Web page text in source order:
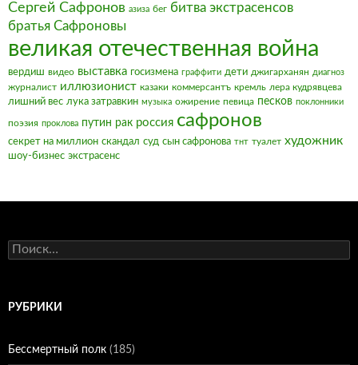
Сергей Сафронов азиза бег битва экстрасенсов
братья Сафроновы
великая отечественная война
вердиш видео выставка госизмена граффити дети джигарханян диагноз
журналист иллюзионист казаки коммерсантъ кремль лера кудрявцева
лишний вес лука затравкин музыка ожирение певица песков поклонники
поэзия проклова путин рак россия сафронов
секрет на миллион скандал суд сын сафронова тнт туалет художник
шоу-бизнес экстрасенс
Найти:
РУБРИКИ
Бессмертный полк (185)